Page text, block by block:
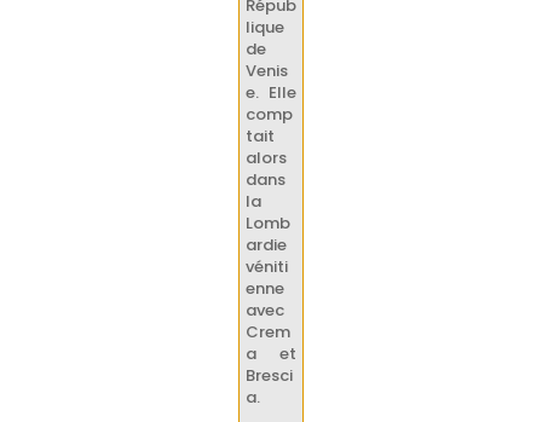
Répub
lique
de
Venis
e. Elle
comp
tait
alors
dans
la
Lomb
ardie
véniti
enne
avec
Crem
a et
Bresci
a.